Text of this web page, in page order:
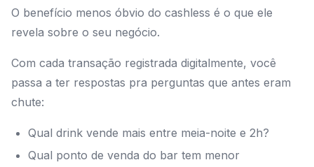
O benefício menos óbvio do cashless é o que ele
revela sobre o seu negócio.
Com cada transação registrada digitalmente, você
passa a ter respostas pra perguntas que antes eram
chute:
Qual drink vende mais entre meia-noite e 2h?
Qual ponto de venda do bar tem menor